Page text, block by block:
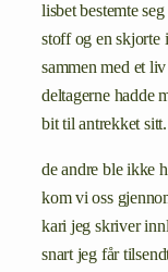
lisbet bestemte
stoff og en skjorte
sammen med et
deltagerne hadde
bit til antrekket sitt.
de andre ble ikke
kom vi oss
kari jeg skriver
snart jeg får